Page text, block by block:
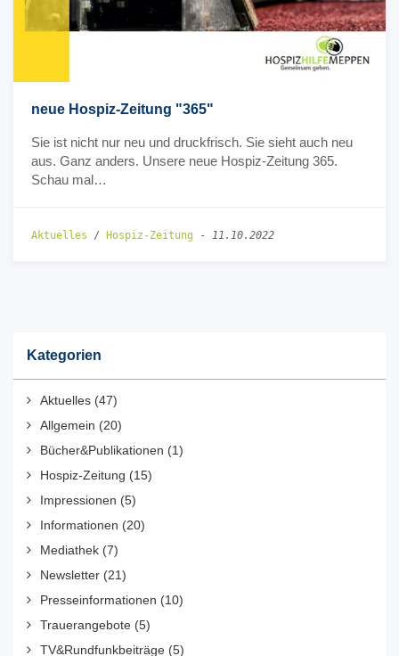
neue Hospiz-Zeitung "365"
Sie ist nicht nur neu und druckfrisch. Sie sieht auch neu
aus. Ganz anders. Unsere neue Hospiz-Zeitung 365.
Schau mal…
Aktuelles / Hospiz-Zeitung - 11.10.2022
Kategorien
Aktuelles (47)
Allgemein (20)
Bücher&Publikationen (1)
Hospiz-Zeitung (15)
Impressionen (5)
Informationen (20)
Mediathek (7)
Newsletter (21)
Presseinformationen (10)
Trauerangebote (5)
TV&Rundfunkbeiträge (5)